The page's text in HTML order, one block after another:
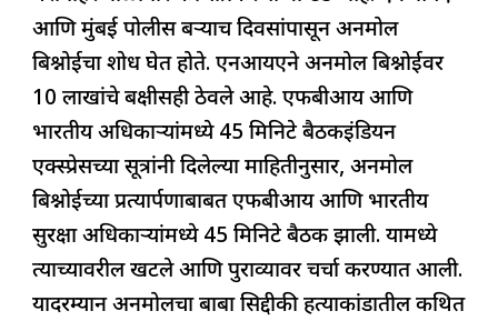
आणि मुंबई पोलीस बऱ्याच दिवसांपासून अनमोल
बिश्नोईचा शोध घेत होते. एनआयएने अनमोल बिश्नोईवर
10 लाखांचे बक्षीसही ठेवले आहे. एफबीआय आणि
भारतीय अधिकाऱ्यांमध्ये 45 मिनिटे बैठकइंडियन
एक्स्प्रेसच्या सूत्रांनी दिलेल्या माहितीनुसार, अनमोल
बिश्नोईच्या प्रत्यार्पणाबाबत एफबीआय आणि भारतीय
सुरक्षा अधिकाऱ्यांमध्ये 45 मिनिटे बैठक झाली. यामध्ये
त्याच्यावरील खटले आणि पुराव्यावर चर्चा करण्यात आली.
यादरम्यान अनमोलचा बाबा सिद्दीकी हत्याकांडातील कथित